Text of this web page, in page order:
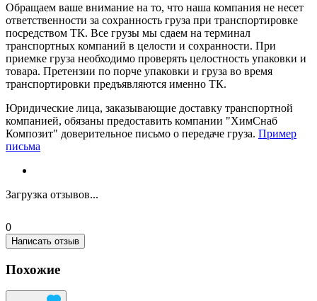
Обращаем ваше внимание на то, что наша компания не несет
ответственности за сохранность груза при транспортировке
посредством ТК. Все грузы мы сдаем на терминал
транспортных компаний в целости и сохранности. При
приемке груза необходимо проверять целостность упаковки и
товара. Претензии по порче упаковки и груза во время
транспортировки предъявляются именно ТК.
Юридические лица, заказывающие доставку транспортной
компанией, обязаны предоставить компании "ХимСнаб
Композит" доверительное письмо о передаче груза. Пример
письма
Загрузка отзывов...
0
Написать отзыв
Похожие